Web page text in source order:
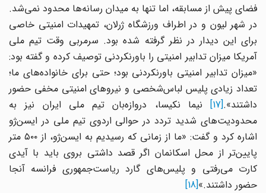
فضای پیش از مسابقه، اما تنها به میدان رسانه‌ها محدود نمی‌شد.
در شهر لیون و در اطراف ورزشگاه ژرلان، تمهیدات امنیتی خاصی
برای این دیدار در نظر گرفته شده بود. سرمربی وقت تیم ملی
آمریکا میزان تدابیر امنیتی را باورنکردنی توصیف کرده و گفته بود:
«میزان تدابیر امنیتی باورنکردنی بود؛ حتی برای خانواده‌های ما؛
تعداد زیادی پلیس لباس‌شخصی و نیروهای امنیتی مخفی حضور
داشتند».[17]
نیما نکیسا، دروازه‌بان تیم ملی ایران نیز به
محدودیت‌های شدید تردد در حوالی اردوی تیم ملی در ایسن‌ژو
اشاره کرد و گفت: «ما از زمانی که رسیدیم به ایسن‌ژو، از ۵۰۰ متر
پایین‌تر از محل اسکانمان اگر قصد داشتی بروی باید با آیدی
کارت می‌رفتی و پلیس‌های گارد ریاست‌جمهوری فرانسه آنجا
حضور داشتند.»[18]